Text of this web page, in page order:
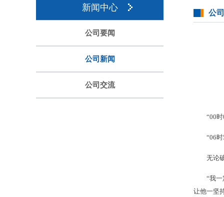
新闻中心
公司要闻
公司新闻
公司交流
公
“00
“06
无论
“我
让他一坚